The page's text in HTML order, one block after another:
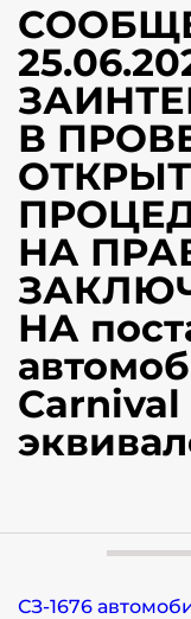
В
НА
НА
СЗ-1676